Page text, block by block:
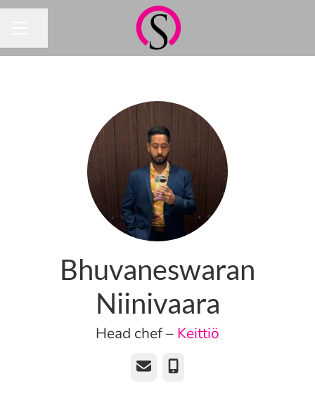
Bhuvaneswaran
Niinivaara
Head chef – Keittiö
SähköpostiPuhelin